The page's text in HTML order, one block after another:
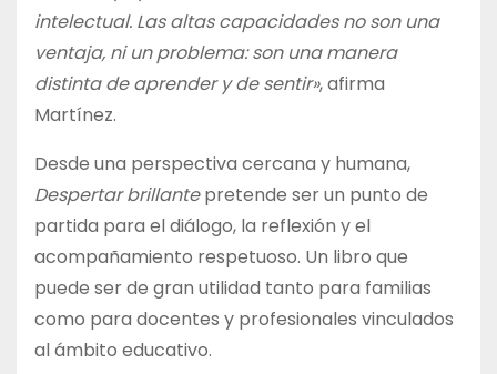
intelectual. Las altas capacidades no son una
ventaja, ni un problema: son una manera
distinta de aprender y de sentir», afirma
Martínez.
Desde una perspectiva cercana y humana,
Despertar brillantepretende ser un punto de
partida para el diálogo, la reflexión y el
acompañamiento respetuoso. Un libro que
puede ser de gran utilidad tanto para familias
como para docentes y profesionales vinculados
al ámbito educativo.